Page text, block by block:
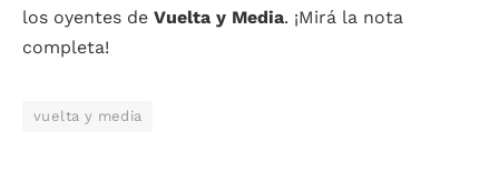
los oyentes de Vuelta y Media. ¡Mirá la nota
completa!
vuelta y media